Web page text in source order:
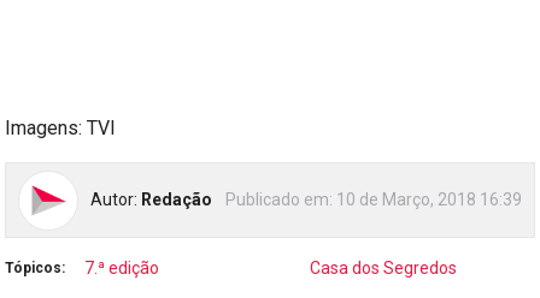
Imagens: TVI
Autor: Redação Publicado em: 10 de Março, 2018 16:39
Tópicos: 7.ª edição Casa dos Segredos